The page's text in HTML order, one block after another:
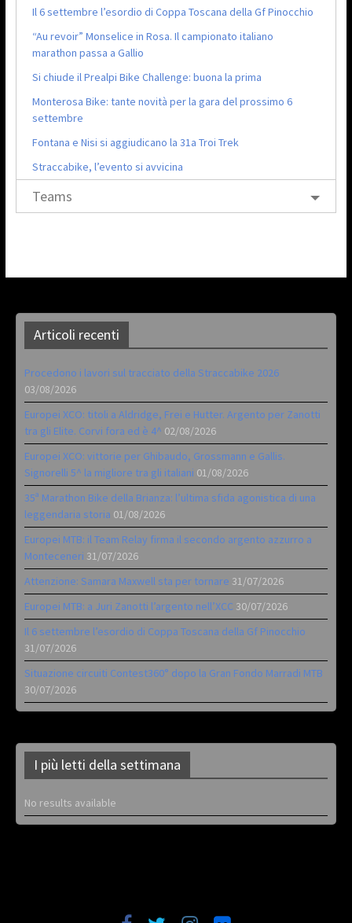
Il 6 settembre l’esordio di Coppa Toscana della Gf Pinocchio
“Au revoir” Monselice in Rosa. Il campionato italiano
marathon passa a Gallio
Si chiude il Prealpi Bike Challenge: buona la prima
Monterosa Bike: tante novità per la gara del prossimo 6
settembre
Fontana e Nisi si aggiudicano la 31a Troi Trek
Straccabike, l’evento si avvicina
Teams
Articoli recenti
Procedono i lavori sul tracciato della Straccabike 2026
03/08/2026
Europei XCO: titoli a Aldridge, Frei e Hutter. Argento per Zanotti
tra gli Elite. Corvi fora ed è 4^ 02/08/2026
Europei XCO: vittorie per Ghibaudo, Grossmann e Gallis.
Signorelli 5^ la migliore tra gli italiani 01/08/2026
35ª Marathon Bike della Brianza: l’ultima sfida agonistica di una
leggendaria storia 01/08/2026
Europei MTB: il Team Relay firma il secondo argento azzurro a
Monteceneri 31/07/2026
Attenzione: Samara Maxwell sta per tornare 31/07/2026
Europei MTB: a Juri Zanotti l’argento nell’XCC 30/07/2026
Il 6 settembre l’esordio di Coppa Toscana della Gf Pinocchio
31/07/2026
Situazione circuiti Contest360° dopo la Gran Fondo Marradi MTB
30/07/2026
I più letti della settimana
No results available